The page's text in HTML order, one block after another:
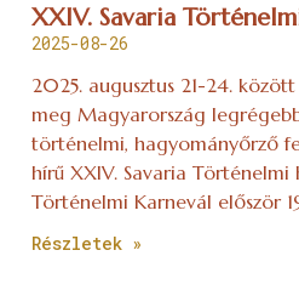
XXIV. Savaria
2025-08-26
2025. augusztus 21-24.
meg Magyarország
történelmi, hagyományőrző
hírű XXIV. Savaria Történelmi
Történelmi Karnevál először
Részletek »